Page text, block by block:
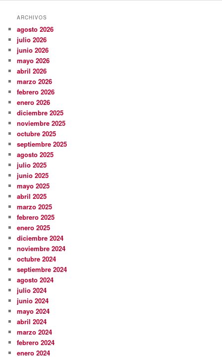
ARCHIVOS
agosto 2026
julio 2026
junio 2026
mayo 2026
abril 2026
marzo 2026
febrero 2026
enero 2026
diciembre 2025
noviembre 2025
octubre 2025
septiembre 2025
agosto 2025
julio 2025
junio 2025
mayo 2025
abril 2025
marzo 2025
febrero 2025
enero 2025
diciembre 2024
noviembre 2024
octubre 2024
septiembre 2024
agosto 2024
julio 2024
junio 2024
mayo 2024
abril 2024
marzo 2024
febrero 2024
enero 2024